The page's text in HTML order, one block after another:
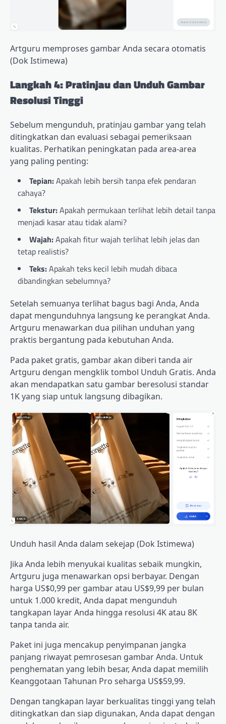
Artguru memproses gambar Anda secara otomatis
(Dok Istimewa)
Langkah 4: Pratinjau dan Unduh Gambar
Resolusi Tinggi
Sebelum mengunduh, pratinjau gambar yang telah
ditingkatkan dan evaluasi sebagai pemeriksaan
kualitas. Perhatikan peningkatan pada area-area
yang paling penting:
Tepian:Apakah lebih bersih tanpa efek pendaran
cahaya?
Tekstur:Apakah permukaan terlihat lebih detail tanpa
menjadi kasar atau tidak alami?
Wajah:Apakah fitur wajah terlihat lebih jelas dan
tetap realistis?
Teks:Apakah teks kecil lebih mudah dibaca
dibandingkan sebelumnya?
Setelah semuanya terlihat bagus bagi Anda, Anda
dapat mengunduhnya langsung ke perangkat Anda.
Artguru menawarkan dua pilihan unduhan yang
praktis bergantung pada kebutuhan Anda.
Pada paket gratis, gambar akan diberi tanda air
Artguru dengan mengklik tombol Unduh Gratis. Anda
akan mendapatkan satu gambar beresolusi standar
1K yang siap untuk langsung dibagikan.
Unduh hasil Anda dalam sekejap (Dok Istimewa)
Jika Anda lebih menyukai kualitas sebaik mungkin,
Artguru juga menawarkan opsi berbayar. Dengan
harga US$0,99 per gambar atau US$9,99 per bulan
untuk 1.000 kredit, Anda dapat mengunduh
tangkapan layar Anda hingga resolusi 4K atau 8K
tanpa tanda air.
Paket ini juga mencakup penyimpanan jangka
panjang riwayat pemrosesan gambar Anda. Untuk
penghematan yang lebih besar, Anda dapat memilih
Keanggotaan Tahunan Pro seharga US$59,99.
Dengan tangkapan layar berkualitas tinggi yang telah
ditingkatkan dan siap digunakan, Anda dapat dengan